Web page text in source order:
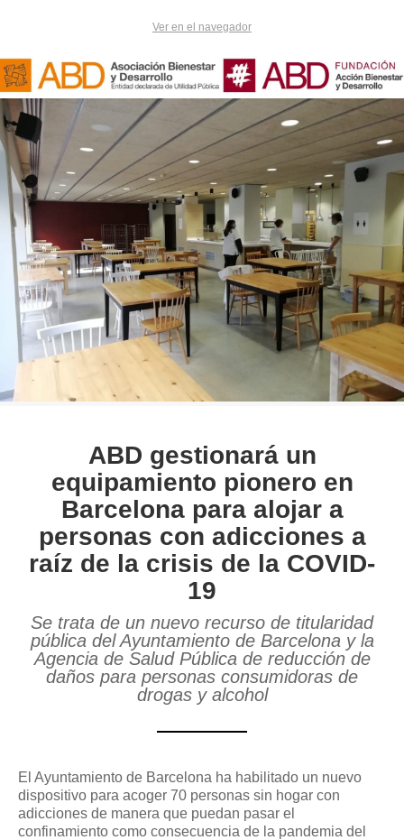
Ver en el navegador
ABD gestionará un
equipamiento pionero en
Barcelona para alojar a
personas con adicciones a
raíz de la crisis de la COVID-
19
Se trata de un nuevo recurso de titularidad
pública del Ayuntamiento de Barcelona y la
Agencia de Salud Pública de reducción de
daños para personas consumidoras de
drogas y alcohol
El Ayuntamiento de Barcelona ha habilitado un nuevo
dispositivo para acoger 70 personas sin hogar con
adicciones de manera que puedan pasar el
confinamiento como consecuencia de la pandemia del